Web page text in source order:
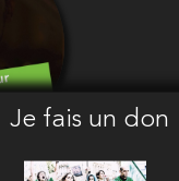
Je fais un don